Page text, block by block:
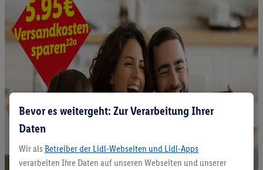
Bevor es weitergeht: Zur Verarbeitung Ihrer
Daten
Wir als Betreiber der Lidl-Webseiten und Lidl-Apps
verarbeiten Ihre Daten auf unseren Webseiten und unserer